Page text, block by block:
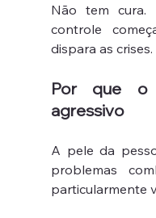
Não tem
controle
dispara as crises.
Por que
agressivo
A pele da
problemas
particularmente